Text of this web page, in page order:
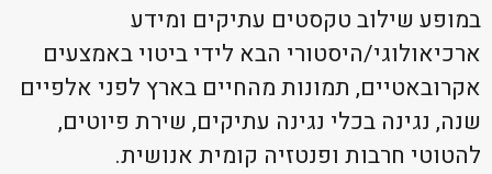
במופע שילוב טקסטים עתיקים ומידע
ארכיאולוגי/היסטורי הבא לידי ביטוי באמצעים
אקרובאטיים, תמונות מהחיים בארץ לפני אלפיים
שנה, נגינה בכלי נגינה עתיקים, שירת פיוטים,
להטוטי חרבות ופנטזיה קומית אנושית.